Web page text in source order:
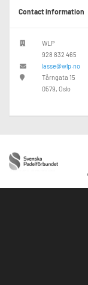
Contact information
WLP
928 832 465
lasse@wlp.no
Tårngata 15
0579, Oslo